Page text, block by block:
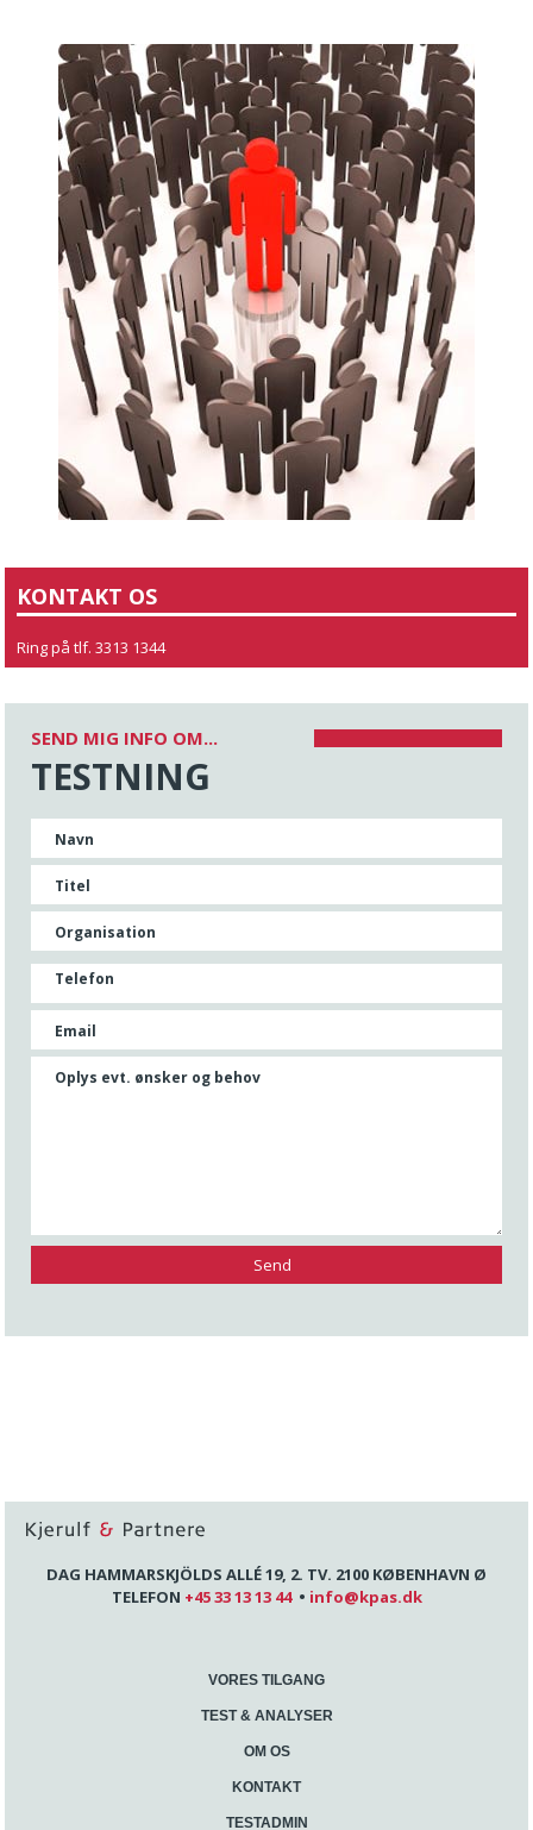
KONTAKT OS
Ring på tlf. 3313 1344
SEND MIG INFO OM...
TESTNING
Navn
Titel
Organisation
Telefon
Email
Oplys evt. ønsker og behov
DAG HAMMARSKJÖLDS ALLÉ 19, 2. TV. 2100 KØBENHAVN Ø
TELEFON +45 33 13 13 44• info@kpas.dk
VORES TILGANG
TEST & ANALYSER
OM OS
KONTAKT
TESTADMIN